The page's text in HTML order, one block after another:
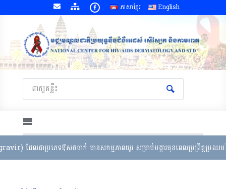
ភាសាខ្មែរ English
ដែលជាប្រភេទឳសថចាក់ មានសកម្មភាពយូរ សម្រាប់បង្ការមុនពេលប្រព្រឹត្តប្រឈមនិ